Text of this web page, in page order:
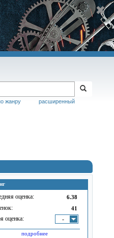
расширенный
жанру
оценка: 6.38
41
оценка: -
подробнее